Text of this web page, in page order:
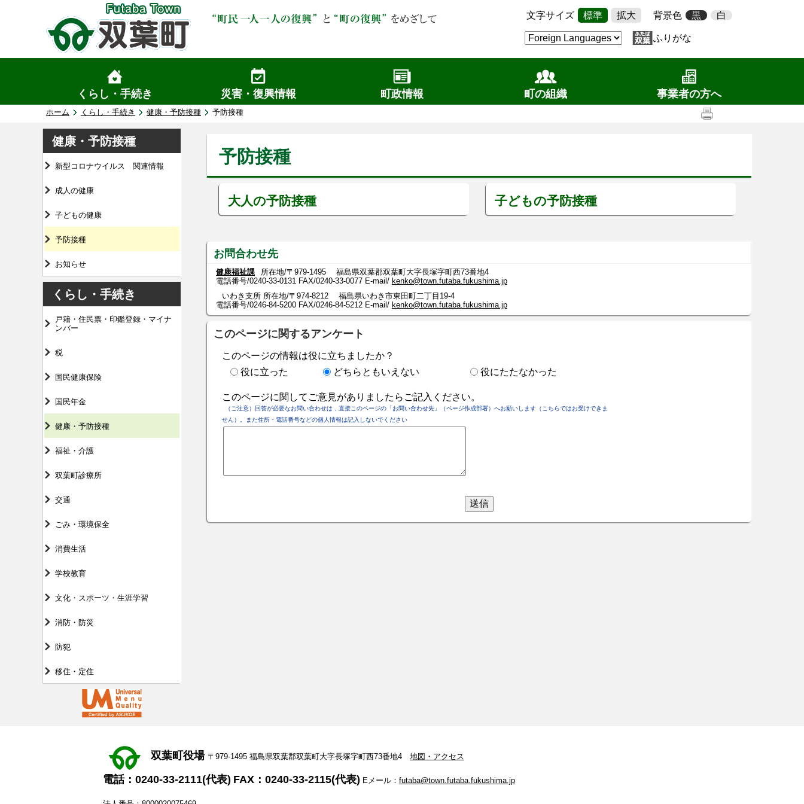
文字サイズ 標準 拡大 背景色 黒 白
ふりがな
くらし・手続き 災害・復興情報 町政情報 町の組織 事業者の方へ
ホーム くらし・手続き 健康・予防接種 予防接種
健康・予防接種
新型コロナウイルス 関連情報
成人の健康
子どもの健康
予防接種
お知らせ
くらし・手続き
戸籍・住民票・印鑑登録・マイナ
ンバー
税
国民健康保険
国民年金
健康・予防接種
福祉・介護
双葉町診療所
交通
ごみ・環境保全
消費生活
学校教育
文化・スポーツ・生涯学習
消防・防災
防犯
移住・定住
予防接種
大人の予防接種 子どもの予防接種
お問合わせ先
健康福祉課
所在地/〒979-1495 福島県双葉郡双葉町大字長塚字町西73番地4
電話番号/0240-33-0131 FAX/0240-33-0077 E-mail/ kenko@town.futaba.fukushima.jp
いわき支所 所在地/〒974-8212 福島県いわき市東田町二丁目19-4
電話番号/0246-84-5200 FAX/0246-84-5212 E-mail/ kenko@town.futaba.fukushima.jp
このページに関するアンケート
このページの情報は役に立ちましたか？
役に立った
どちらともいえない 役にたたなかった
このページに関してご意見がありましたらご記入ください。
（ご注意）回答が必要なお問い合わせは，直接このページの「お問い合わせ先」（ページ作成部署）へお願いします（こちらではお受けできま
せん）。また住所・電話番号などの個人情報は記入しないでください
双葉町役場 〒979-1495 福島県双葉郡双葉町大字長塚字町西73番地4 地図・アクセス
電話：0240-33-2111(代表) FAX：0240-33-2115(代表) Eメール： futaba@town.futaba.fukushima.jp